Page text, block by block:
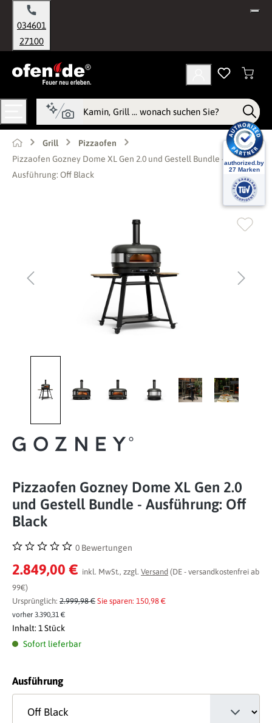
springen
034601
27100
Grill
Pizzaofen
Pizzaofen Gozney Dome XL Gen 2.0 und Gestell Bundle -
Ausführung: Off Black
Pizzaofen Gozney Dome XL Gen 2.0
und Gestell Bundle - Ausführung: Off
Black
Durchschnittliche Bewertung von 0 von 5 Sternen
0 Bewertungen
2.849,00 € inkl. MwSt., zzgl. Versand (DE - versandkostenfrei ab
99€)
Ursprünglich: 2.999,98 € Sie sparen: 150,98 €
vorher 3.390,31 €
Inhalt: 1 Stück
Sofort lieferbar
Ausführungauswählen